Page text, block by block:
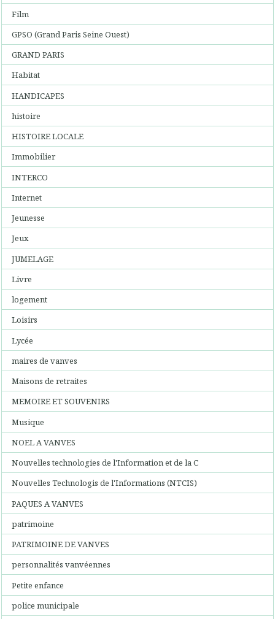
Film
GPSO (Grand Paris Seine Ouest)
GRAND PARIS
Habitat
HANDICAPES
histoire
HISTOIRE LOCALE
Immobilier
INTERCO
Internet
Jeunesse
Jeux
JUMELAGE
Livre
logement
Loisirs
Lycée
maires de vanves
Maisons de retraites
MEMOIRE ET SOUVENIRS
Musique
NOEL A VANVES
Nouvelles technologies de l'Information et de la C
Nouvelles Technologis de l'Informations (NTCIS)
PAQUES A VANVES
patrimoine
PATRIMOINE DE VANVES
personnalités vanvéennes
Petite enfance
police municipale